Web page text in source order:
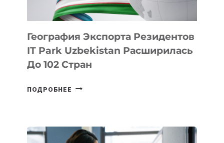
География Экспорта Резидентов
IT Park Uzbekistan Расширилась
До 102 Стран
ПОДРОБНЕЕ ГЕОГРАФИЯ
PARK